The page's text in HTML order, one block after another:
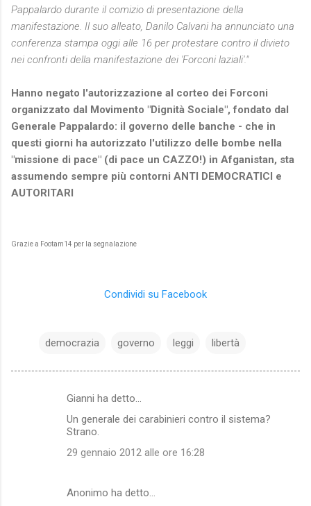
Pappalardo durante il comizio di presentazione della
manifestazione. Il suo alleato, Danilo Calvani ha annunciato una
conferenza stampa oggi alle 16 per protestare contro il divieto
nei confronti della manifestazione dei 'Forconi laziali'."
Hanno negato l'autorizzazione al corteo dei Forconi
organizzato dal Movimento "Dignità Sociale", fondato dal
Generale Pappalardo: il governo delle banche - che in
questi giorni ha autorizzato l'utilizzo delle bombe nella
"missione di pace" (di pace un CAZZO!) in Afganistan, sta
assumendo sempre più contorni ANTI DEMOCRATICI e
AUTORITARI
Grazie a Footam14 per la segnalazione
Condividi su Facebook
democrazia governo leggi libertà
Gianni ha detto…
Un generale dei carabinieri contro il sistema?
Strano.
29 gennaio 2012 alle ore 16:28
Anonimo ha detto…